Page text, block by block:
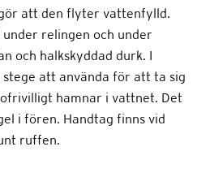
att den flyter vattenfylld.
relingen och under
och halkskyddad durk. I
att använda för att ta sig
hamnar i vattnet. Det
i fören. Handtag finns vid
ruffen.